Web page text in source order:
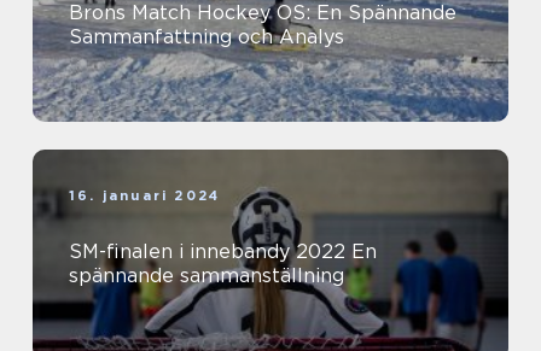
Brons Match Hockey OS: En Spännande
Sammanfattning och Analys
16. januari 2024
SM-finalen i innebandy 2022 En
spännande sammanställning